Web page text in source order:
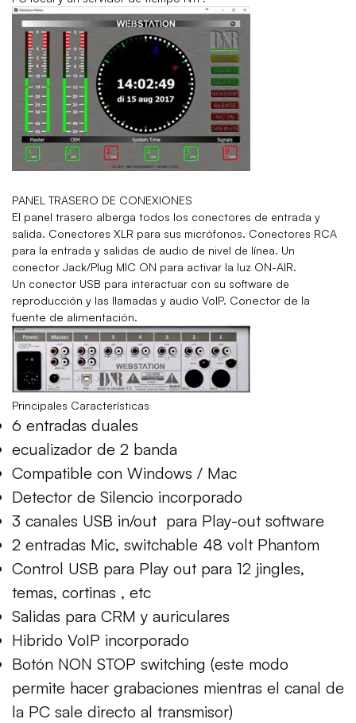
PANEL TRASERO DE CONEXIONES
El panel trasero alberga todos los conectores de entrada y
salida. Conectores XLR para sus micrófonos. Conectores RCA
para la entrada y salidas de audio de nivel de línea. Un
conector Jack/Plug MIC ON para activar la luz ON-AIR.
Un conector USB para interactuar con su software de
reproducción y las llamadas y audio VoIP. Conector de la
fuente de alimentación.
Principales Características
6 entradas duales
ecualizador de 2 banda
Compatible con Windows / Mac
Detector de Silencio incorporado
3 canales USB in/out para Play-out software
2 entradas Mic, switchable 48 volt Phantom
Control USB para Play out para 12 jingles,
temas, cortinas , etc
Salidas para CRM y auriculares
Hibrido VoIP incorporado
Botón NON STOP switching (este modo
permite hacer grabaciones mientras el canal de
la PC sale directo al transmisor)